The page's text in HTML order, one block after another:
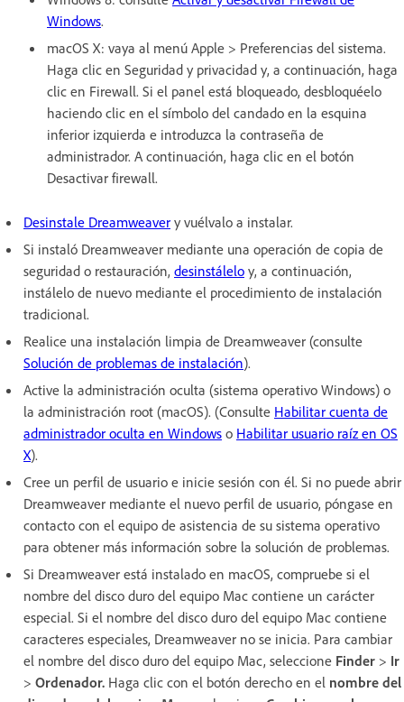
Windows.
macOS X: vaya al menú Apple > Preferencias del sistema.
Haga clic en Seguridad y privacidad y, a continuación, haga
clic en Firewall. Si el panel está bloqueado, desbloquéelo
haciendo clic en el símbolo del candado en la esquina
inferior izquierda e introduzca la contraseña de
administrador. A continuación, haga clic en el botón
Desactivar firewall.
Desinstale Dreamweaver y vuélvalo a instalar.
Si instaló Dreamweaver mediante una operación de copia de
seguridad o restauración, desinstálelo y, a continuación,
instálelo de nuevo mediante el procedimiento de instalación
tradicional.
Realice una instalación limpia de Dreamweaver (consulte
Solución de problemas de instalación).
Active la administración oculta (sistema operativo Windows) o
la administración root (macOS). (Consulte Habilitar cuenta de
administrador oculta en Windows o Habilitar usuario raíz en OS
X).
Cree un perfil de usuario e inicie sesión con él. Si no puede abrir
Dreamweaver mediante el nuevo perfil de usuario, póngase en
contacto con el equipo de asistencia de su sistema operativo
para obtener más información sobre la solución de problemas.
Si Dreamweaver está instalado en macOS, compruebe si el
nombre del disco duro del equipo Mac contiene un carácter
especial. Si el nombre del disco duro del equipo Mac contiene
caracteres especiales, Dreamweaver no se inicia. Para cambiar
el nombre del disco duro del equipo Mac, seleccione Finder > Ir
> Ordenador. Haga clic con el botón derecho en el nombre del